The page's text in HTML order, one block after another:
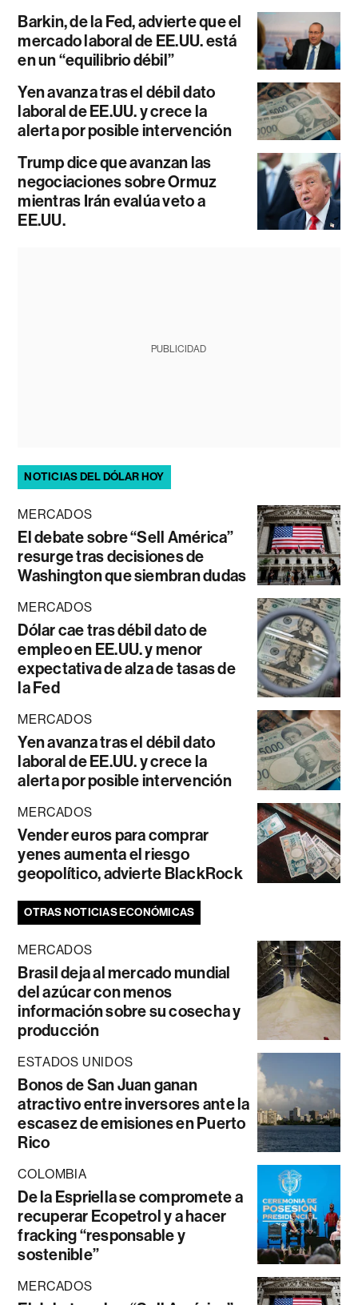
Barkin, de la Fed, advierte que el
mercado laboral de EE.UU. está
en un “equilibrio débil”
Yen avanza tras el débil dato
laboral de EE.UU. y crece la
alerta por posible intervención
Trump dice que avanzan las
negociaciones sobre Ormuz
mientras Irán evalúa veto a
EE.UU.
PUBLICIDAD
NOTICIAS DEL DÓLAR HOY
MERCADOS
El debate sobre “Sell América”
resurge tras decisiones de
Washington que siembran dudas
MERCADOS
Dólar cae tras débil dato de
empleo en EE.UU. y menor
expectativa de alza de tasas de
la Fed
MERCADOS
Yen avanza tras el débil dato
laboral de EE.UU. y crece la
alerta por posible intervención
MERCADOS
Vender euros para comprar
yenes aumenta el riesgo
geopolítico, advierte BlackRock
OTRAS NOTICIAS ECONÓMICAS
MERCADOS
Brasil deja al mercado mundial
del azúcar con menos
información sobre su cosecha y
producción
ESTADOS UNIDOS
Bonos de San Juan ganan
atractivo entre inversores ante la
escasez de emisiones en Puerto
Rico
COLOMBIA
De la Espriella se compromete a
recuperar Ecopetrol y a hacer
fracking “responsable y
sostenible”
MERCADOS